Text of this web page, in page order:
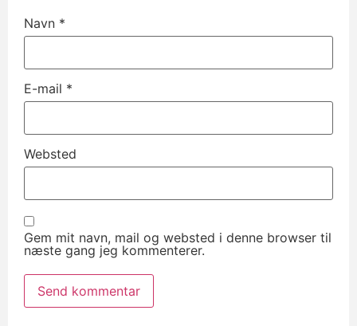
Navn *
E-mail *
Websted
Gem mit navn, mail og websted i denne browser til
næste gang jeg kommenterer.